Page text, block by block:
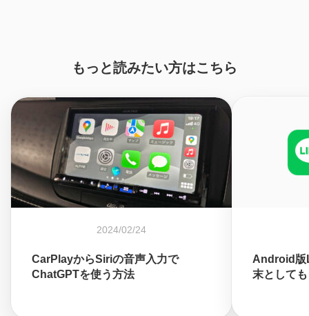
もっと読みたい方はこちら
2024/02/24
CarPlayからSiriの音声入力で
ChatGPTを使う方法
Android版
末として